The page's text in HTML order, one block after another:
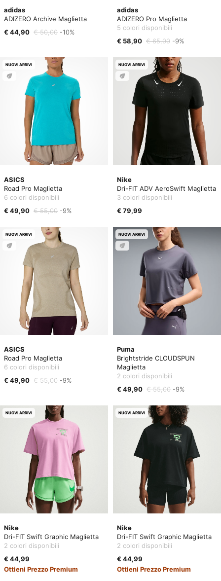
adidas
ADIZERO Archive Maglietta
€ 44,90 € 50,00 -10%
adidas
ADIZERO Pro Maglietta
5 colori disponibili
€ 58,90 € 65,00 -9%
ASICS
Road Pro Maglietta
6 colori disponibili
€ 49,90 € 55,00 -9%
NUOVI ARRIVI
Nike
Dri-FIT ADV AeroSwift Maglietta
3 colori disponibili
€ 79,99
NUOVI ARRIVI
ASICS
Road Pro Maglietta
6 colori disponibili
€ 49,90 € 55,00 -9%
NUOVI ARRIVI
Puma
Brightstride CLOUDSPUN
Maglietta
2 colori disponibili
€ 49,90 € 55,00 -9%
NUOVI ARRIVI
Nike
Dri-FIT Swift Graphic Maglietta
2 colori disponibili
€ 44,99
Ottieni Prezzo Premium
NUOVI ARRIVI
Nike
Dri-FIT Swift Graphic Maglietta
2 colori disponibili
€ 44,99
Ottieni Prezzo Premium
NUOVI ARRIVI